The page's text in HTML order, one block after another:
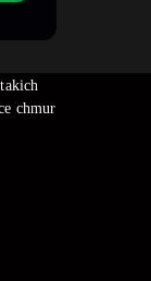
chmur